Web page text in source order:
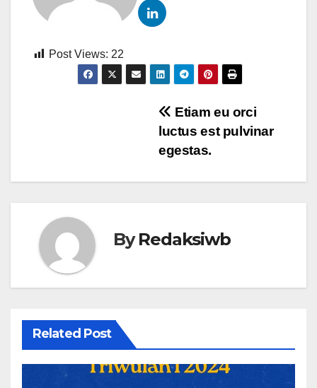
Post Views: 22
Etiam eu orci
luctus est pulvinar
egestas.
ByRedaksiwb
Related Post